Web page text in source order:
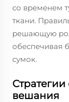
со временем
ткани.
решающую
обеспечивая
сумок.
вешания